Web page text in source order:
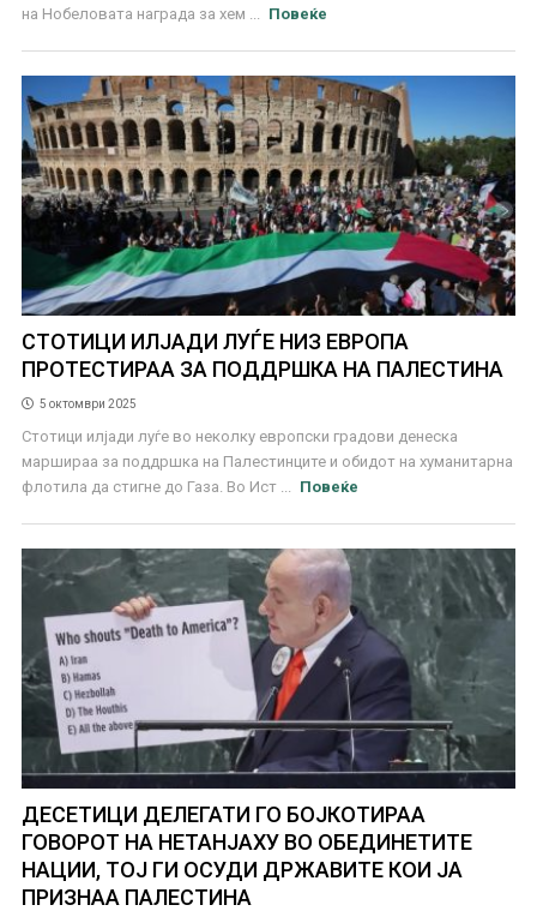
на Нобеловата награда за хем ...
Повеќе
СТОТИЦИ ИЛЈАДИ ЛУЃЕ НИЗ ЕВРОПА
ПРОТЕСТИРАА ЗА ПОДДРШКА НА ПАЛЕСТИНА
5 октомври 2025
Стотици илјади луѓе во неколку европски градови денеска
маршираа за поддршка на Палестинците и обидот на хуманитарна
флотила да стигне до Газа. Во Ист ...
Повеќе
ДЕСЕТИЦИ ДЕЛЕГАТИ ГО БОЈКОТИРАА
ГОВОРОТ НА НЕТАНЈАХУ ВО ОБЕДИНЕТИТЕ
НАЦИИ, ТОЈ ГИ ОСУДИ ДРЖАВИТЕ КОИ ЈА
ПРИЗНАА ПАЛЕСТИНА